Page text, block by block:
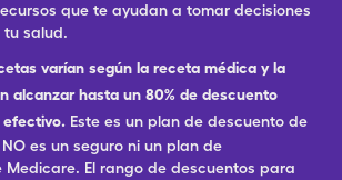
que te ayudan a tomar decisiones
salud.
varían según la receta médica y la
alcanzar hasta un 80% de descuento
efectivo. Este es un plan de descuento de
es un seguro ni un plan de
Medicare. El rango de descuentos para